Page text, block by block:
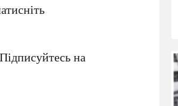
на